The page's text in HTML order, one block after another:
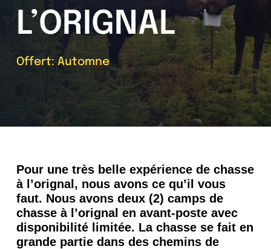
Liste de Prix
Nous Joindre
L’ORIGNAL
Offert: Automne
Pour une très belle expérience de chasse
à l’orignal, nous avons ce qu’il vous
faut. Nous avons deux (2) camps de
chasse à l’orignal en avant-poste avec
disponibilité limitée. La chasse se fait en
grande partie dans des chemins de